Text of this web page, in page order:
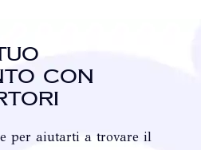
con
per aiutarti a trovare il